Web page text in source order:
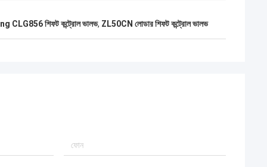
CLG856 শিফট কন্ট্রোল ভালভ, ZL50CN লোডার শিফট কন্ট্রোল ভালভ